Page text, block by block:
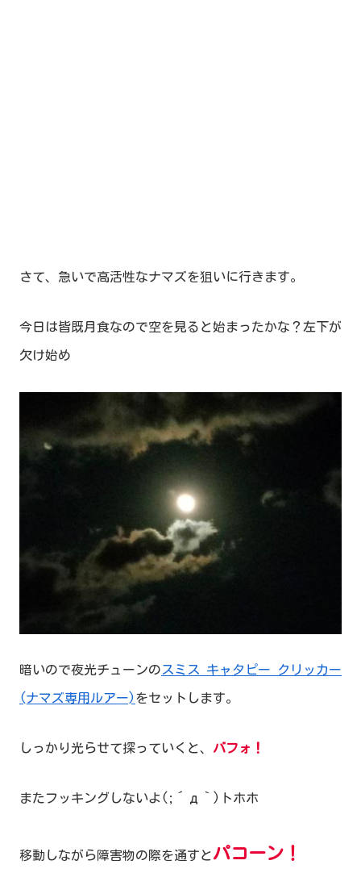
さて、急いで高活性なナマズを狙いに行きます。
今日は皆既月食なので空を見ると始まったかな？左下が
欠け始め
暗いので夜光チューンのスミス キャタピー クリッカー
(ナマズ専用ルアー)をセットします。
しっかり光らせて探っていくと、 バフォ！
またフッキングしないよ(;´д｀)トホホ
移動しながら障害物の際を通すとパコーン！